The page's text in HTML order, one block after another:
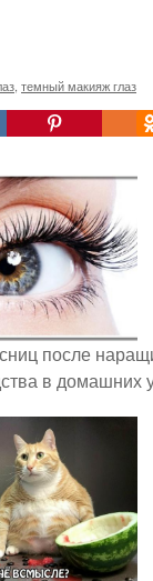
темный макияж глаз
после
в домашних